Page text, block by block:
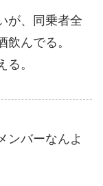
が、同乗者全
んでる。
。
ンバーなんよ